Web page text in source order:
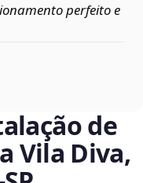
perfeito e
de
Vila Diva,